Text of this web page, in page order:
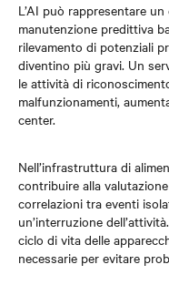
L’AI può rappresentare
manutenzione predittiva
rilevamento di potenziali
diventino più gravi. Un
le attività di
malfunzionamenti,
center.
Nell’infrastruttura di
contribuire alla
correlazioni tra eventi
un’interruzione
ciclo di vita delle
necessarie per evitare